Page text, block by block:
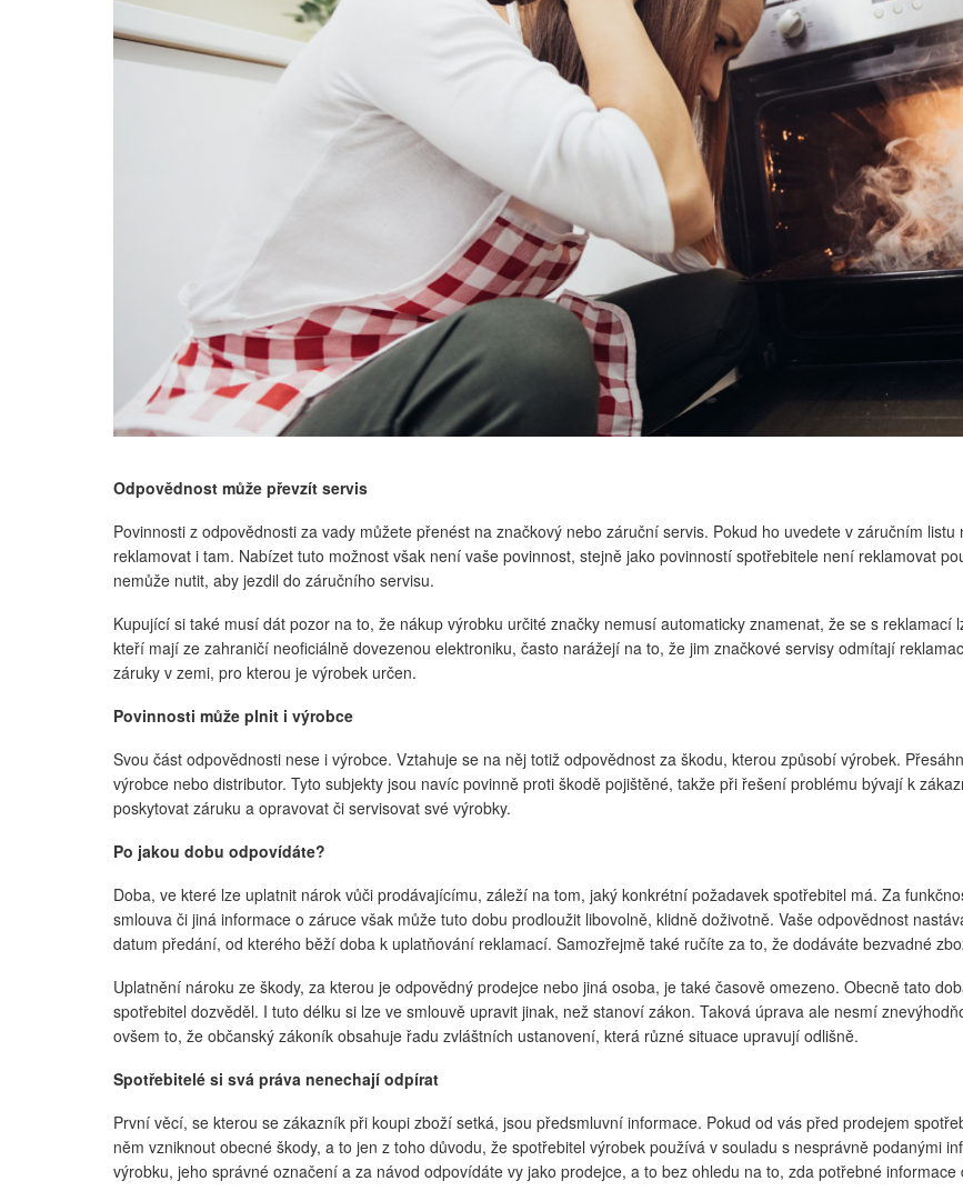
Odpovědnost může převzít servis
Povinnosti z odpovědnosti za vady můžete přenést na značkový nebo záruční servis. Pokud ho uvedete v záručním
reklamovat i tam. Nabízet tuto možnost však není vaše povinnost, stejně jako povinností spotřebitele není reklamovat
nemůže nutit, aby jezdil do záručního servisu.
Kupující si také musí dát pozor na to, že nákup výrobku určité značky nemusí automaticky znamenat, že se s
kteří mají ze zahraničí neoficiálně dovezenou elektroniku, často narážejí na to, že jim značkové servisy odmítají
záruky v zemi, pro kterou je výrobek určen.
Povinnosti může plnit i výrobce
Svou část odpovědnosti nese i výrobce. Vztahuje se na něj totiž odpovědnost za škodu, kterou způsobí výrobek.
výrobce nebo distributor. Tyto subjekty jsou navíc povinně proti škodě pojištěné, takže při řešení problému bývají k
poskytovat záruku a opravovat či servisovat své výrobky.
Po jakou dobu odpovídáte?
Doba, ve které lze uplatnit nárok vůči prodávajícímu, záleží na tom, jaký konkrétní požadavek spotřebitel má. Za
smlouva či jiná informace o záruce však může tuto dobu prodloužit libovolně, klidně doživotně. Vaše odpovědnost
datum předání, od kterého běží doba k uplatňování reklamací. Samozřejmě také ručíte za to, že dodáváte bezvadné
Uplatnění nároku ze škody, za kterou je odpovědný prodejce nebo jiná osoba, je také časově omezeno. Obecně tato
spotřebitel dozvěděl. I tuto délku si lze ve smlouvě upravit jinak, než stanoví zákon. Taková úprava ale nesmí
ovšem to, že občanský zákoník obsahuje řadu zvláštních ustanovení, která různé situace upravují odlišně.
Spotřebitelé si svá práva nenechají odpírat
První věcí, se kterou se zákazník při koupi zboží setká, jsou předsmluvní informace. Pokud od vás před prodejem
něm vzniknout obecné škody, a to jen z toho důvodu, že spotřebitel výrobek používá v souladu s nesprávně podanými
výrobku, jeho správné označení a za návod odpovídáte vy jako prodejce, a to bez ohledu na to, zda potřebné informace